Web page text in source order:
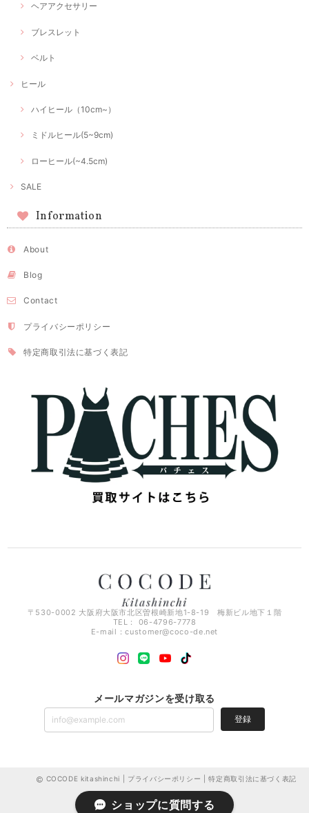
ヘアアクセサリー
ブレスレット
ベルト
ヒール
ハイヒール（10cm~）
ミドルヒール(5~9cm)
ローヒール(~4.5cm)
SALE
Information
About
Blog
Contact
プライバシーポリシー
特定商取引法に基づく表記
〒530-0002 大阪府大阪市北区曽根崎新地1-8-19 梅新ビル地下１階
TEL： 06-4796-7778
E-mail：customer@coco-de.net
メールマガジンを受け取る
登録
COCODE kitashinchi | プライバシーポリシー |特定商取引法に基づく表記
ショップに質問する